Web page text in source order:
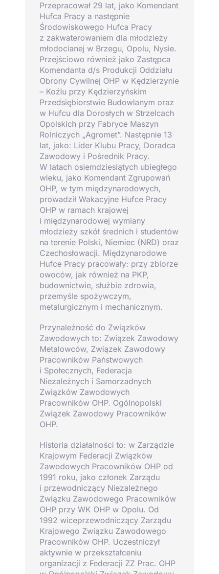
Przepracował 29 lat, jako Komendant
Hufca Pracy a następnie
Środowiskowego Hufca Pracy
z zakwaterowaniem dla młodzieży
młodocianej w Brzegu, Opolu, Nysie.
Przejściowo również jako Zastępca
Komendanta d/s Produkcji Oddziału
Obrony Cywilnej OHP w Kędzierzynie
– Koźlu przy Kędzierzyńskim
Przedsiębiorstwie Budowlanym oraz
w Hufcu dla Dorosłych w Strzelcach
Opolskich przy Fabryce Maszyn
Rolniczych „Agromet”. Następnie 13
lat, jako: Lider Klubu Pracy, Doradca
Zawodowy i Pośrednik Pracy.
W latach osiemdziesiątych ubiegłego
wieku, jako Komendant Zgrupowań
OHP, w tym międzynarodowych,
prowadził Wakacyjne Hufce Pracy
OHP w ramach krajowej
i międzynarodowej wymiany
młodzieży szkół średnich i studentów
na terenie Polski, Niemiec (NRD) oraz
Czechosłowacji. Międzynarodowe
Hufce Pracy pracowały: przy zbiorze
owoców, jak również na PKP,
budownictwie, służbie zdrowia,
przemyśle spożywczym,
metalurgicznym i mechanicznym.
Przynależność do Związków
Zawodowych to: Związek Zawodowy
Metalowców, Związek Zawodowy
Pracowników Państwowych
i Społecznych, Federacja
Niezależnych i Samorzadnych
Związków Zawodowych
Pracowników OHP. Ogólnopolski
Związek Zawodowy Pracowników
OHP.
Historia działalności to: w Zarządzie
Krajowym Federacji Związków
Zawodowych Pracowników OHP od
1991 roku, jako członek Zarządu
i przewodniczący Niezależnego
Związku Zawodowego Pracowników
OHP przy WK OHP w Opolu. Od
1992 wiceprzewodniczący Zarządu
Krajowego Związku Zawodowego
Pracowników OHP. Uczestniczył
aktywnie w przekształceniu
organizacji z Federacji ZZ Prac. OHP